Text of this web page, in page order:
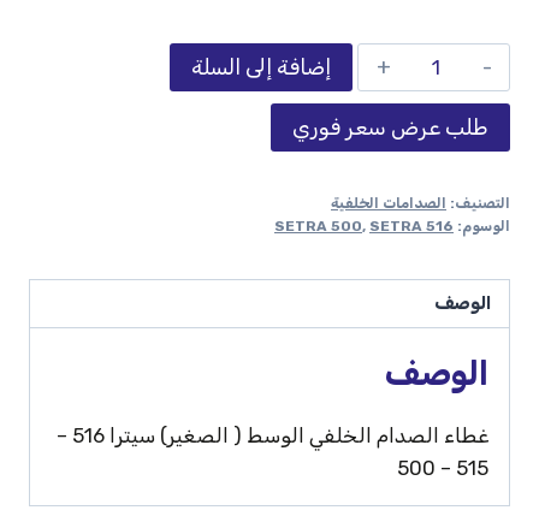
إضافة إلى السلة
طلب عرض سعر فوري
التصنيف:
الصدامات الخلفية
الوسوم:
SETRA 500, SETRA 516
الوصف
الوصف
غطاء الصدام الخلفي الوسط ( الصغير) سيترا 516 –
515 – 500